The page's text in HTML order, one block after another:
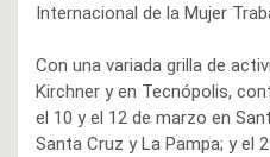
Internacional de la Mujer
Con una variada grilla de
Kirchner y en Tecnópolis,
el 10 y el 12 de marzo en
Santa Cruz y La Pampa; y el